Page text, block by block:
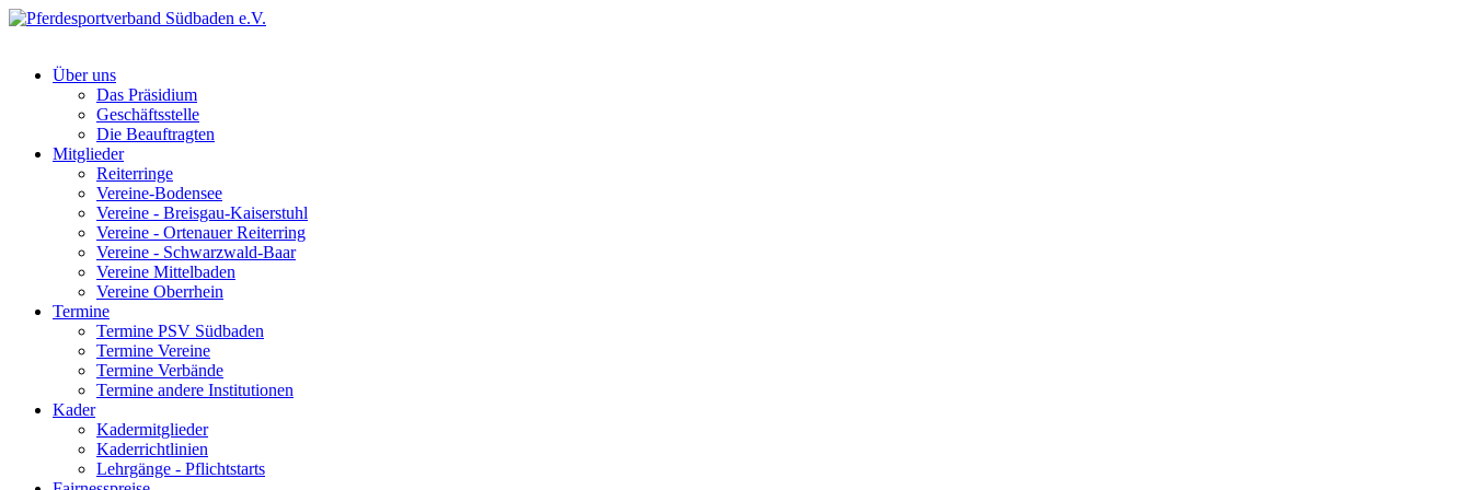
Über uns
Das Präsidium
Geschäftsstelle
Die Beauftragten
Mitglieder
Reiterringe
Vereine-Bodensee
Vereine - Breisgau-Kaiserstuhl
Vereine - Ortenauer Reiterring
Vereine - Schwarzwald-Baar
Vereine Mittelbaden
Vereine Oberrhein
Termine
Termine PSV Südbaden
Termine Vereine
Termine Verbände
Termine andere Institutionen
Kader
Kadermitglieder
Kaderrichtlinien
Lehrgänge - Pflichtstarts